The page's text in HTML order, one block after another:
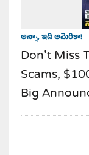
అన్నా, ఇది అమెరికా!
Don’t Miss
Scams,
Big